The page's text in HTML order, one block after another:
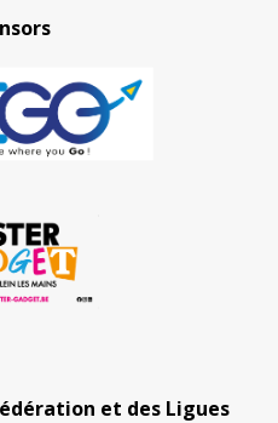
et des Ligues